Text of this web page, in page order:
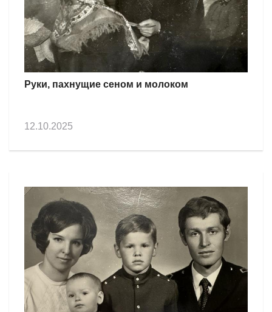
Руки, пахнущие сеном и молоком
12.10.2025